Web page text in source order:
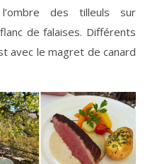
des tilleuls sur
de falaises. Différents
avec le magret de canard